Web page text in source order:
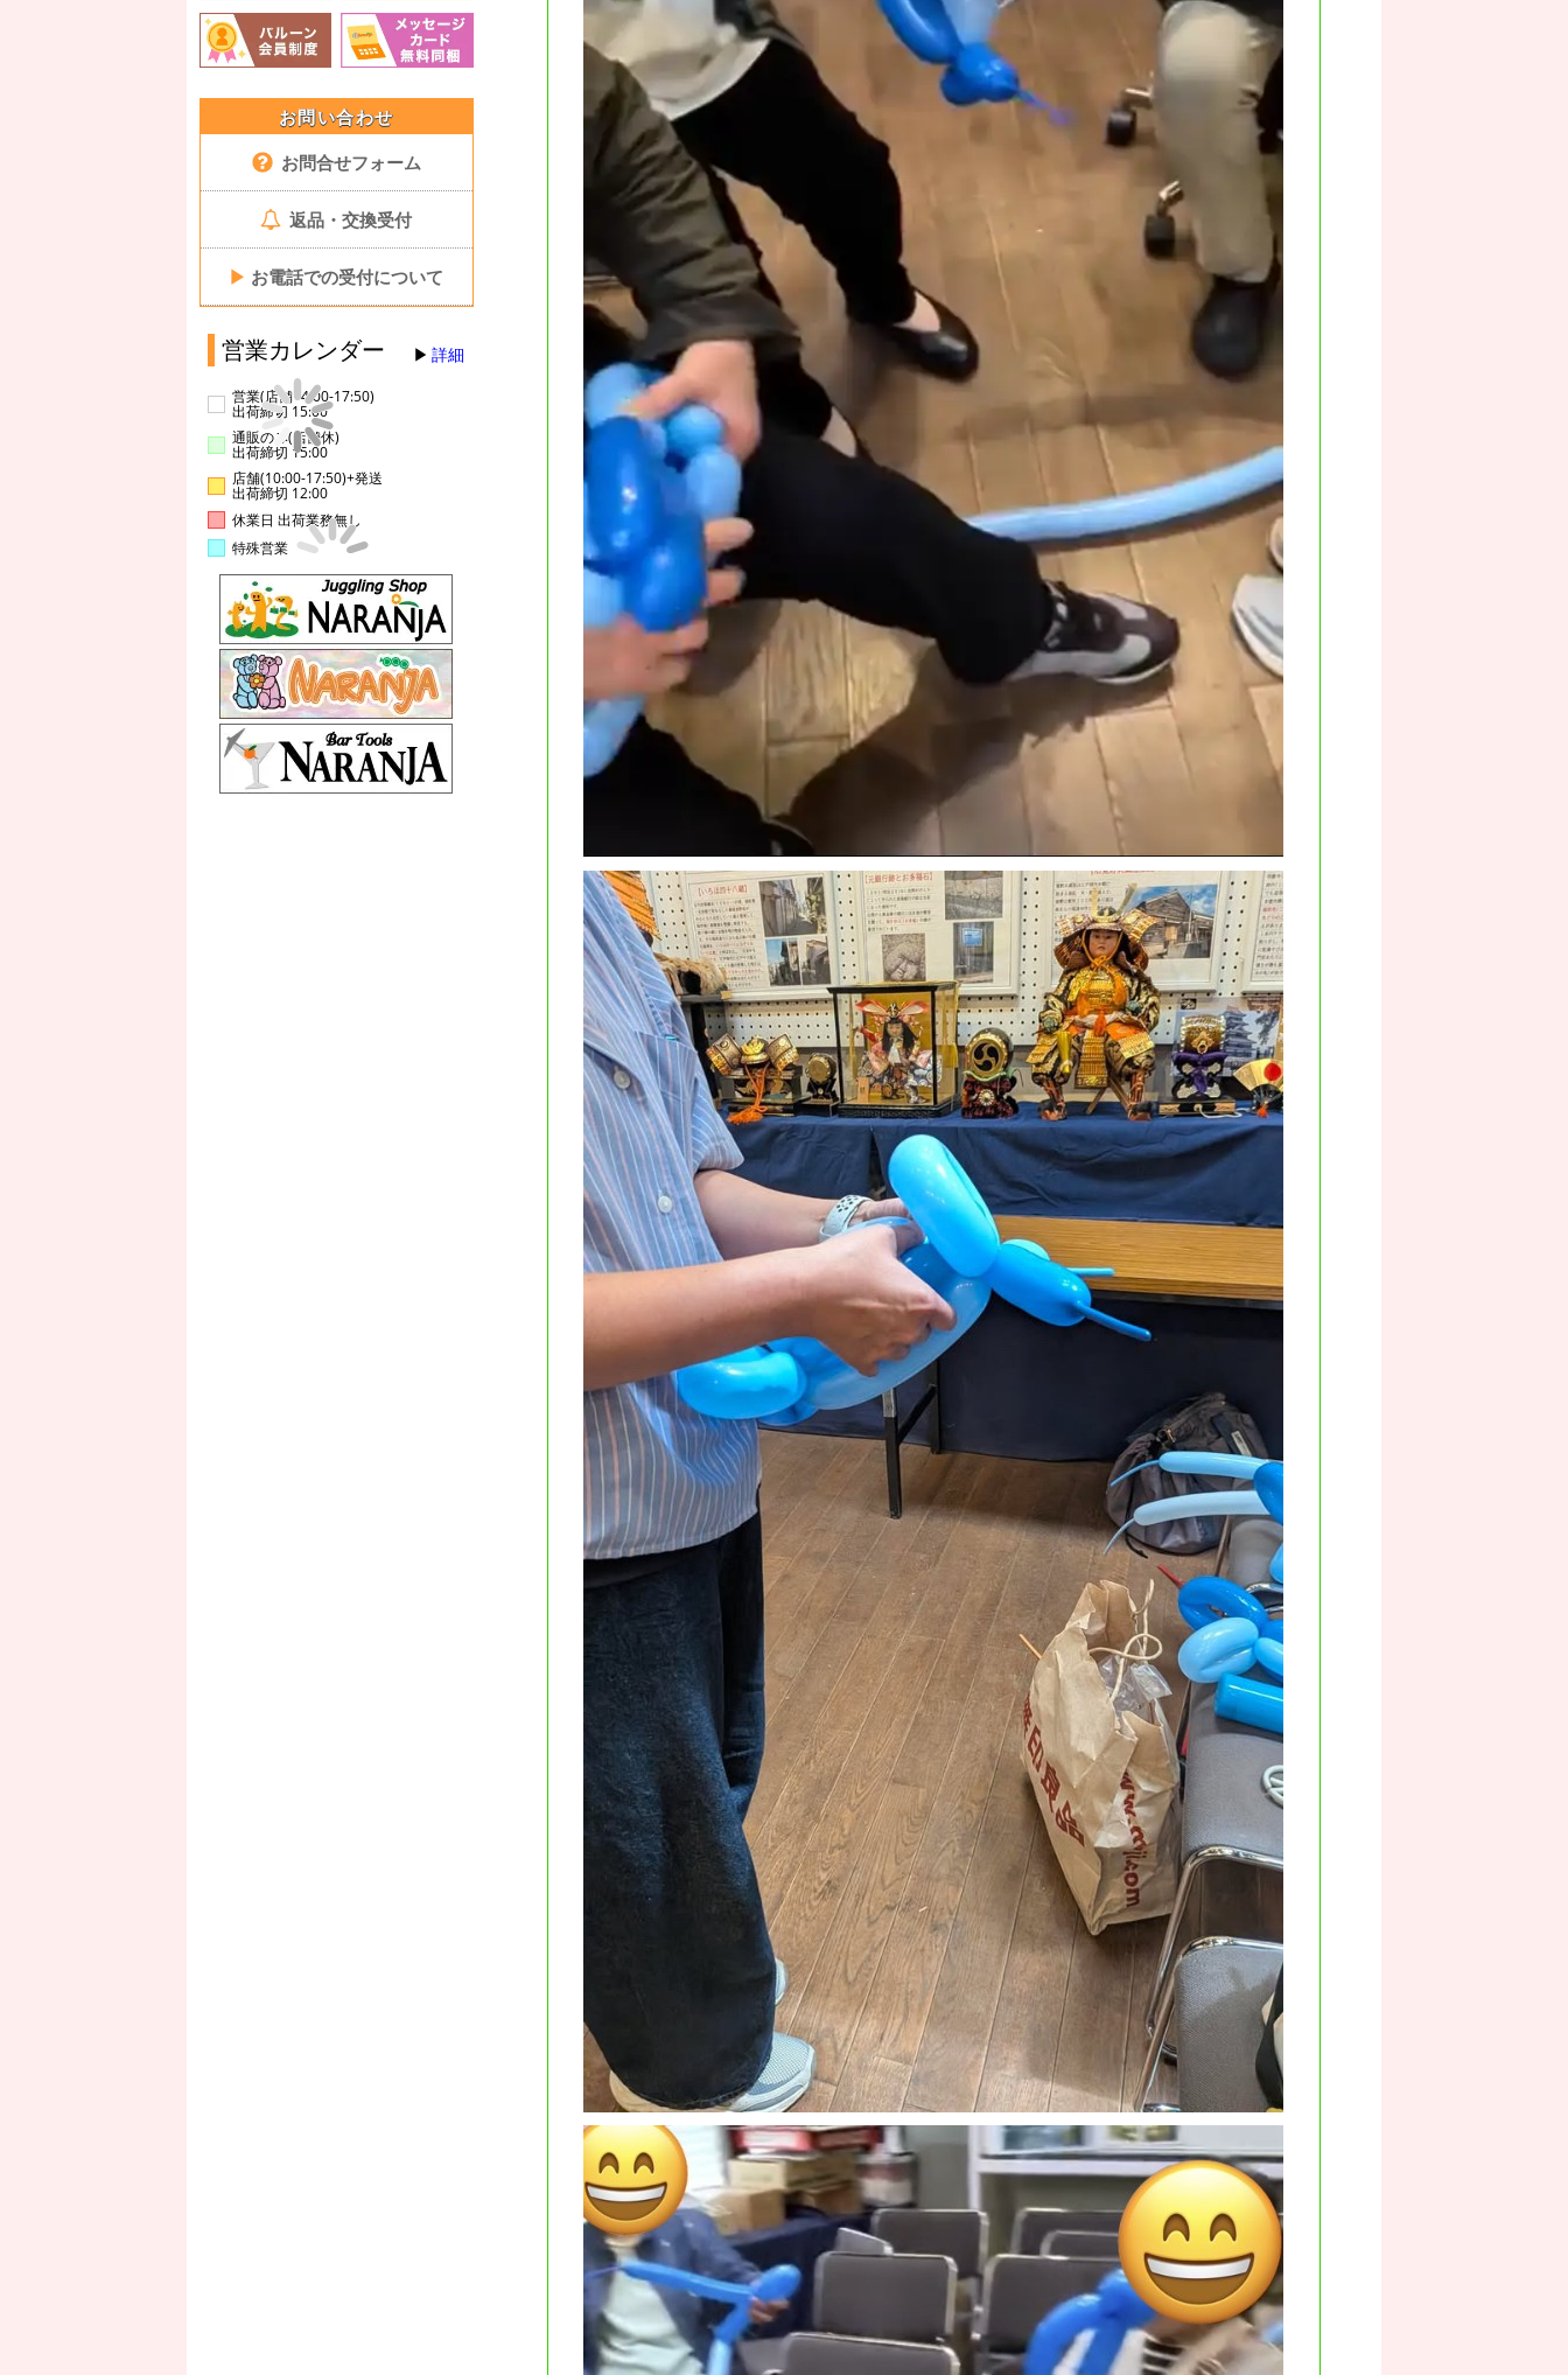
お問い合わせ
お問合せフォーム
返品・交換受付
▶ お電話での受付について
営業カレンダー 詳細
営業(店舗14:00-17:50)
出荷締切 15:00
通販のみ(店舗休)
出荷締切 15:00
店舗(10:00-17:50)+発送
出荷締切 12:00
休業日 出荷業務無し
特殊営業